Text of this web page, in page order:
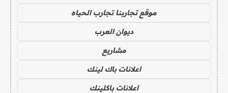
موقع تجاربنا تجارب الحياه
ديوان العرب
مشاريع
اعلانات باك لينك
اعلانات باكلينك